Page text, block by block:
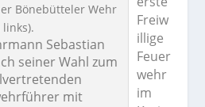
Sebastian
seiner Wahl zum
mit
Freiw
illige
Feuer
wehr
im